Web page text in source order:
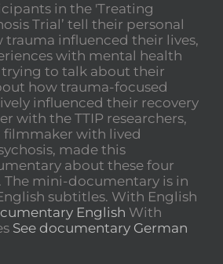
in the 'Treating
Trial’ tell their personal
trauma influenced their lives,
with mental health
trying to talk about their
how trauma-focused
influenced their recovery
with the TTIP researchers,
filmmaker with lived
made this
about these four
The mini-documentary is in
subtitles. With English
English With
See documentary German